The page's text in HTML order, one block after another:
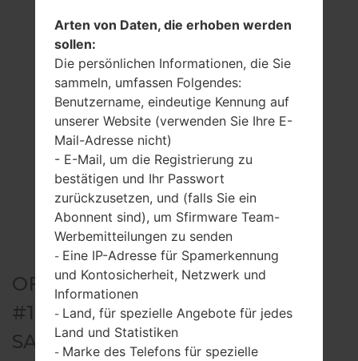
OFFIZIELLER FIRMWARE
#155606 FÜR SM-A207M -
SAMSUNGGALAXY A20S
Arten von Daten, die erhoben werden
sollen:
Die persönlichen Informationen, die Sie
sammeln, umfassen Folgendes:
Benutzername, eindeutige Kennung auf
unserer Website (verwenden Sie Ihre E-
Mail-Adresse nicht)
- E-Mail, um die Registrierung zu
bestätigen und Ihr Passwort
zurückzusetzen, und (falls Sie ein
Abonnent sind), um Sfirmware Team-
Werbemitteilungen zu senden
- Eine IP-Adresse für Spamerkennung
und Kontosicherheit, Netzwerk und
Informationen
- Land, für spezielle Angebote für jedes
Land und Statistiken
- Marke des Telefons für spezielle